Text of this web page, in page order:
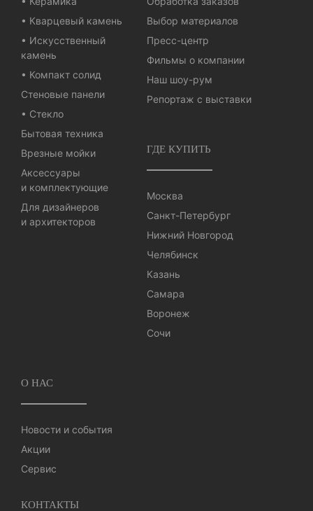
• Кварцевый камень
• Искусственный
камень
• Компакт солид
Стеновые панели
• Стекло
Бытовая техника
Врезные мойки
Аксессуары
и комплектующие
Для дизайнеров
и архитекторов
Выбор материалов
Пресс-центр
Фильмы о компании
Наш шоу-рум
Репортаж с выставки
ГДЕ КУПИТЬ
Москва
Санкт-Петербург
Нижний Новгород
Челябинск
Казань
Самара
Воронеж
Сочи
О НАС
Новости и события
Акции
Сервис
КОНТАКТЫ